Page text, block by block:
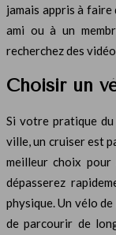
jamais appris à faire
ami ou à un
recherchez des
Choisir un
Si votre pratique
ville, un cruiser est
meilleur choix pour
dépasserez
physique. Un vélo
de parcourir de